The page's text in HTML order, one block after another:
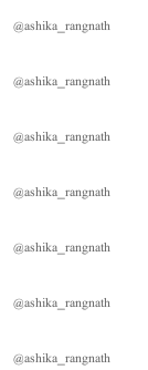
@ashika_rangnath
@ashika_rangnath
@ashika_rangnath
@ashika_rangnath
@ashika_rangnath
@ashika_rangnath
@ashika_rangnath